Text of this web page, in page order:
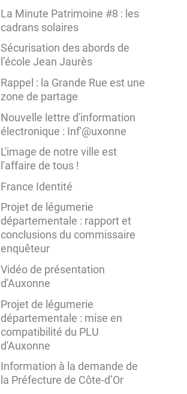
La Minute Patrimoine #8 : les
cadrans solaires
Sécurisation des abords de
l’école Jean Jaurès
Rappel : la Grande Rue est une
zone de partage
Nouvelle lettre d'information
électronique : Inf'@uxonne
L'image de notre ville est
l'affaire de tous !
France Identité
Projet de légumerie
départementale : rapport et
conclusions du commissaire
enquêteur
Vidéo de présentation
d'Auxonne
Projet de légumerie
départementale : mise en
compatibilité du PLU
d'Auxonne
Information à la demande de
la Préfecture de Côte-d’Or